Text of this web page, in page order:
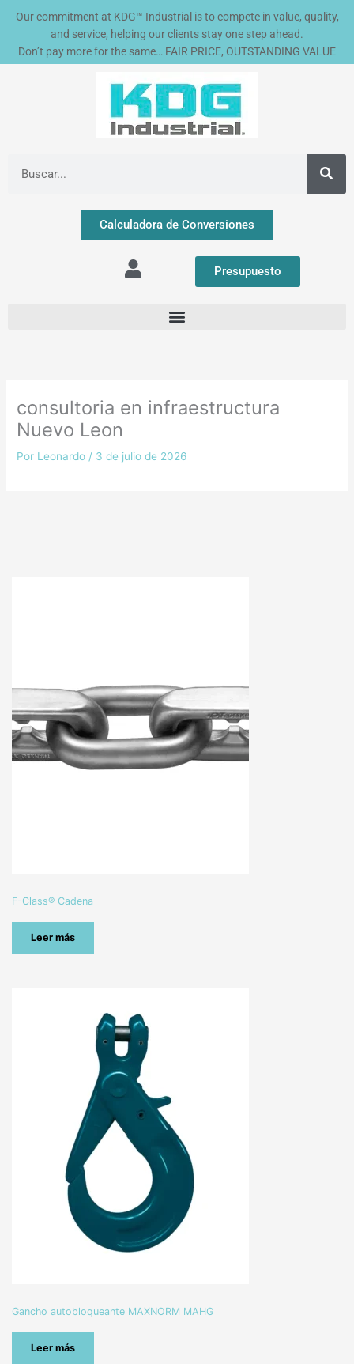
Our commitment at KDG™ Industrial is to compete in value, quality,
and service, helping our clients stay one step ahead.
Don’t pay more for the same… FAIR PRICE, OUTSTANDING VALUE
Calculadora de Conversiones
Presupuesto
F-Class® Cadena
Leer más
Gancho autobloqueante MAXNORM MAHG
Leer más
consultoria en infraestructura
Nuevo Leon
Por Leonardo / 3 de julio de 2026